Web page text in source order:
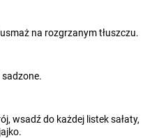
na rozgrzanym tłuszczu.
wsadź do każdej listek sałaty,